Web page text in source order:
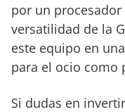
por un
versatilidad de la
este equipo en
para el ocio como
Si dudas en